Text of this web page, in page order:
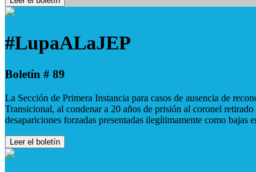
#LupaALaJEP
Boletín # 89
La Sección de Primera Instancia para casos de ausencia de
Transicional, al condenar a 20 años de prisión al coronel
desapariciones forzadas presentadas ilegítimamente como bajas
Leer el boletín